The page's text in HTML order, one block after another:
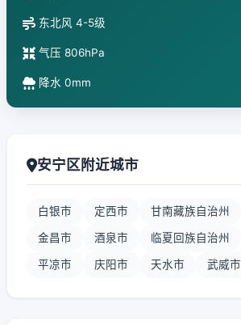
东北风 4-5级
气压 806hPa
降水 0mm
安宁区附近城市
白银市 定西市 甘南藏族自治州
金昌市 酒泉市 临夏回族自治州
平凉市 庆阳市 天水市 武威市